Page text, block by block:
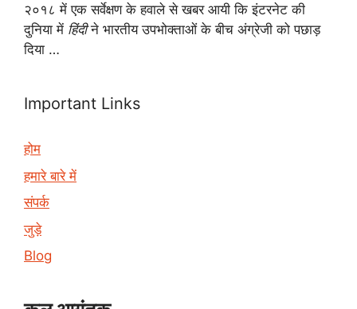
२०१८ में एक सर्वेक्षण के हवाले से खबर आयी कि इंटरनेट की
दुनिया में हिंदीने भारतीय उपभोक्ताओं के बीच अंग्रेजी को पछाड़
दिया …
Important Links
होम
हमारे बारे में
संपर्क
जुड़े
Blog